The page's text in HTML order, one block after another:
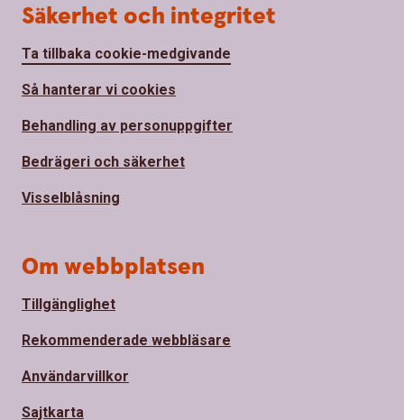
Säkerhet och integritet
Ta tillbaka cookie-medgivande
Så hanterar vi cookies
Behandling av personuppgifter
Bedrägeri och säkerhet
Visselblåsning
Om webbplatsen
Tillgänglighet
Rekommenderade webbläsare
Användarvillkor
Sajtkarta